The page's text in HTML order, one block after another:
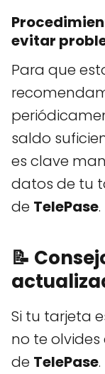
evitar
Para que
saldo
es clave
datos de tu
de TelePase.
📝
Si tu tarjeta
no te
de TelePase